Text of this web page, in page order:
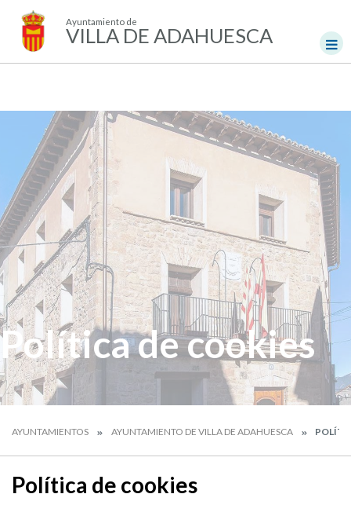
Ayuntamiento de
VILLA DE ADAHUESCA
Política de cookies
AYUNTAMIENTOS AYUNTAMIENTO DE VILLA DE ADAHUESCA
Política de cookies